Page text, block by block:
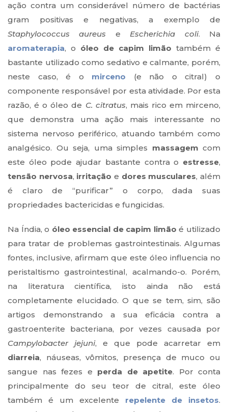
ação contra um considerável número de bactérias
gram positivas e negativas, a exemplo de
Staphylococcus aureus e Escherichia coli. Na
aromaterapia, o óleo de capim limão também é
bastante utilizado como sedativo e calmante, porém,
neste caso, é o mirceno (e não o citral) o
componente responsável por esta atividade. Por esta
razão, é o óleo de C. citratus, mais rico em mirceno,
que demonstra uma ação mais interessante no
sistema nervoso periférico, atuando também como
analgésico. Ou seja, uma simples massagem com
este óleo pode ajudar bastante contra o estresse,
tensão nervosa, irritação e dores musculares, além
é claro de “purificar” o corpo, dada suas
propriedades bactericidas e fungicidas.
Na Índia, o óleo essencial de capim limão é utilizado
para tratar de problemas gastrointestinais. Algumas
fontes, inclusive, afirmam que este óleo influencia no
peristaltismo gastrointestinal, acalmando-o. Porém,
na literatura científica, isto ainda não está
completamente elucidado. O que se tem, sim, são
artigos demonstrando a sua eficácia contra a
gastroenterite bacteriana, por vezes causada por
Campylobacter jejuni, e que pode acarretar em
diarreia, náuseas, vômitos, presença de muco ou
sangue nas fezes e perda de apetite. Por conta
principalmente do seu teor de citral, este óleo
também é um excelente repelente de insetos.